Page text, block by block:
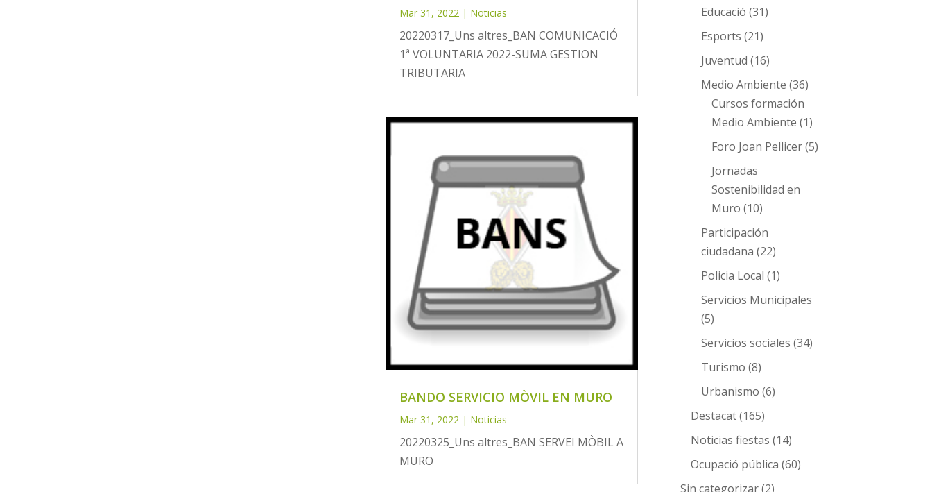
Mar 31, 2022| Noticias
20220317_Uns altres_BAN COMUNICACIÓ
1ª VOLUNTARIA 2022-SUMA GESTION
TRIBUTARIA
BANDO SERVICIO MÒVIL EN MURO
Mar 31, 2022 | Noticias
20220325_Uns altres_BAN SERVEI MÒBIL A
MURO
Educació (31)
Esports (21)
Juventud (16)
Medio Ambiente (36)
Cursos formación
Medio Ambiente (1)
Foro Joan Pellicer(5)
Jornadas
Sostenibilidad en
Muro (10)
Participación
ciudadana (22)
Policia Local (1)
Servicios Municipales
(5)
Servicios sociales (34)
Turismo (8)
Urbanismo (6)
Destacat(165)
Noticias fiestas (14)
Ocupació pública (60)
Sin categorizar(2)